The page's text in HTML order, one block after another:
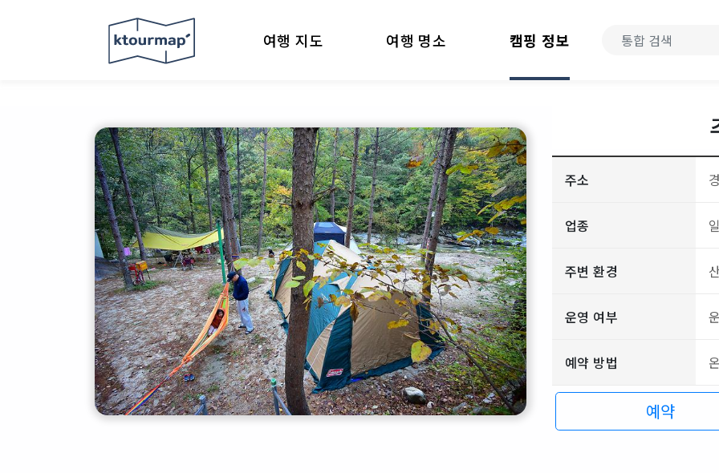
여행 지도 여행 명소 캠핑 정보
주소
업종
주변 환경
운영 여부
예약 방법
예약